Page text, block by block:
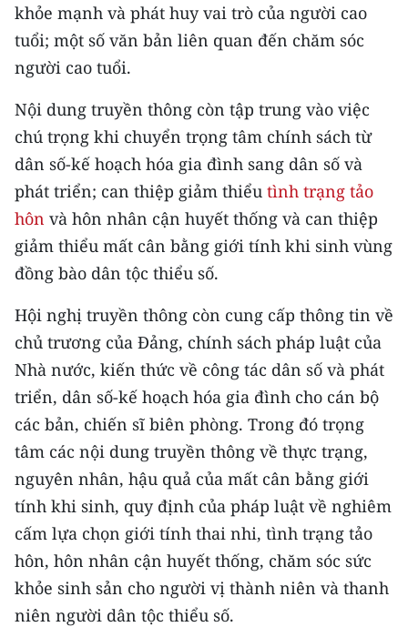
Media Kinh tế
Media Văn hóa
Media Xã hội
Media Pháp luật
Media Du lịch
Media Thế giới
Media Thể thao
Media Giáo dục
Media Y tế
Media Khoa học - Công nghệ
Media Môi trường
Infographic
TIN MỚI
TIN ĐỊA PHƯƠNG
khỏe mạnh và phát huy vai trò của người cao
tuổi; một số văn bản liên quan đến chăm sóc
người cao tuổi.
Nội dung truyền thông còn tập trung vào việc
chú trọng khi chuyển trọng tâm chính sách từ
dân số-kế hoạch hóa gia đình sang dân số và
phát triển; can thiệp giảm thiểu tình trạng tảo
hôn và hôn nhân cận huyết thống và can thiệp
giảm thiểu mất cân bằng giới tính khi sinh vùng
đồng bào dân tộc thiểu số.
Hội nghị truyền thông còn cung cấp thông tin về
chủ trương của Đảng, chính sách pháp luật của
Nhà nước, kiến thức về công tác dân số và phát
triển, dân số-kế hoạch hóa gia đình cho cán bộ
các bản, chiến sĩ biên phòng. Trong đó trọng
tâm các nội dung truyền thông về thực trạng,
nguyên nhân, hậu quả của mất cân bằng giới
tính khi sinh, quy định của pháp luật về nghiêm
cấm lựa chọn giới tính thai nhi, tình trạng tảo
hôn, hôn nhân cận huyết thống, chăm sóc sức
khỏe sinh sản cho người vị thành niên và thanh
niên người dân tộc thiểu số.